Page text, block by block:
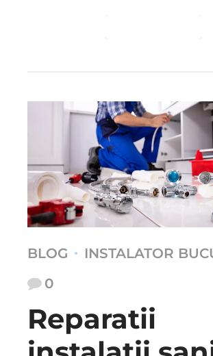
BLOG
INSTALATOR
0
Reparatii